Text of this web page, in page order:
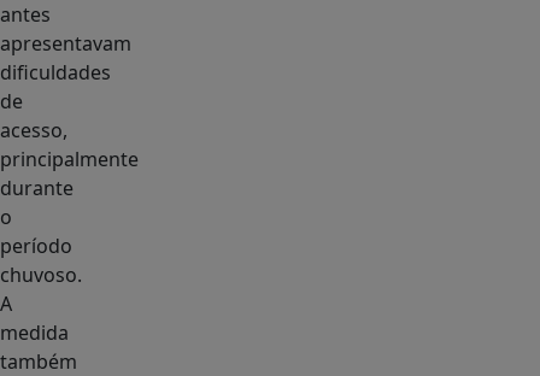
antes
apresentavam
dificuldades
de
acesso,
principalmente
durante
o
período
chuvoso.
A
medida
também